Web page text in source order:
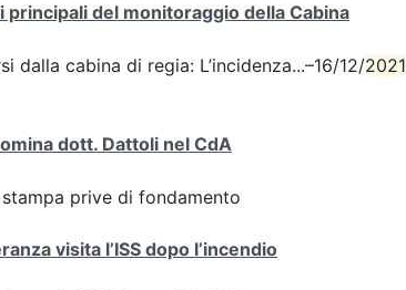
principali del monitoraggio della Cabina
dalla cabina di regia: L’incidenza...–16/12/2021
dott. Dattoli nel CdA
prive di fondamento
visita l’ISS dopo l’incendio